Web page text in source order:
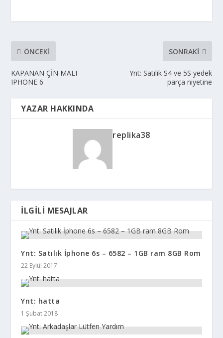
ÖNCEKI
KAPANAN ÇİN MALI
IPHONE 6
SONRAKI
Ynt: Satılık S4 ve 5S yedek
parça niyetine
YAZAR HAKKINDA
replika38
İLGILI MESAJLAR
Ynt: Satılık İphone 6s – 6582 – 1GB ram 8GB Rom
22 Eylül 2017
Ynt: hatta
1 Şubat 2018